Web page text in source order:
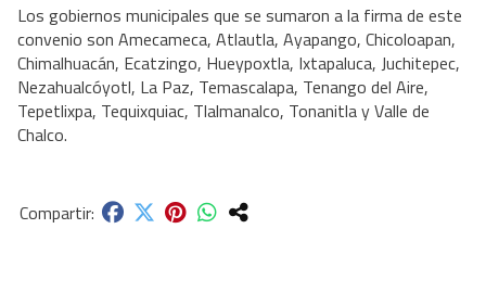
Los gobiernos municipales que se sumaron a la firma de este
convenio son Amecameca, Atlautla, Ayapango, Chicoloapan,
Chimalhuacán, Ecatzingo, Hueypoxtla, Ixtapaluca, Juchitepec,
Nezahualcóyotl, La Paz, Temascalapa, Tenango del Aire,
Tepetlixpa, Tequixquiac, Tlalmanalco, Tonanitla y Valle de
Chalco.